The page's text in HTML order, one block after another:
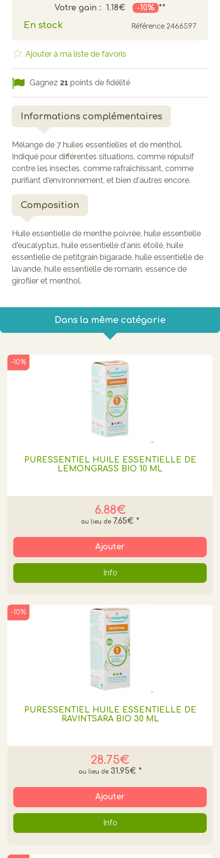
Votre gain : 1.18€ -10% **
En stock Référence 2466597
Ajouter à ma liste de favoris
Gagnez 21 points de fidélité
Informations complémentaires
Mélange de 7 huiles essentielles et de menthol.
Indiqué pour différentes situations, comme répulsif
contre les insectes, comme rafraîchissant, comme
purifiant d'environnement, et bien d'autres encore.
Composition
Huile essentielle de menthe poivrée, huile essentielle
d'eucalyptus, huile essentielle d'anis étoilé, huile
essentielle de petitgrain bigarade, huile essentielle de
lavande, huile essentielle de romarin, essence de
giroflier et menthol.
Dans la même catégorie
PURESSENTIEL HUILE ESSENTIELLE DE
LEMONGRASS BIO 10 ML
6.88€
-10%
7.65€ *
Ajouter
Info
PURESSENTIEL HUILE ESSENTIELLE DE
RAVINTSARA BIO 30 ML
28.75€
-10%
31.95€ *
Ajouter
Info